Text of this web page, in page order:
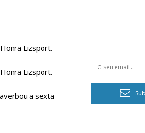
Lizsport.
Lizsport.
a sexta